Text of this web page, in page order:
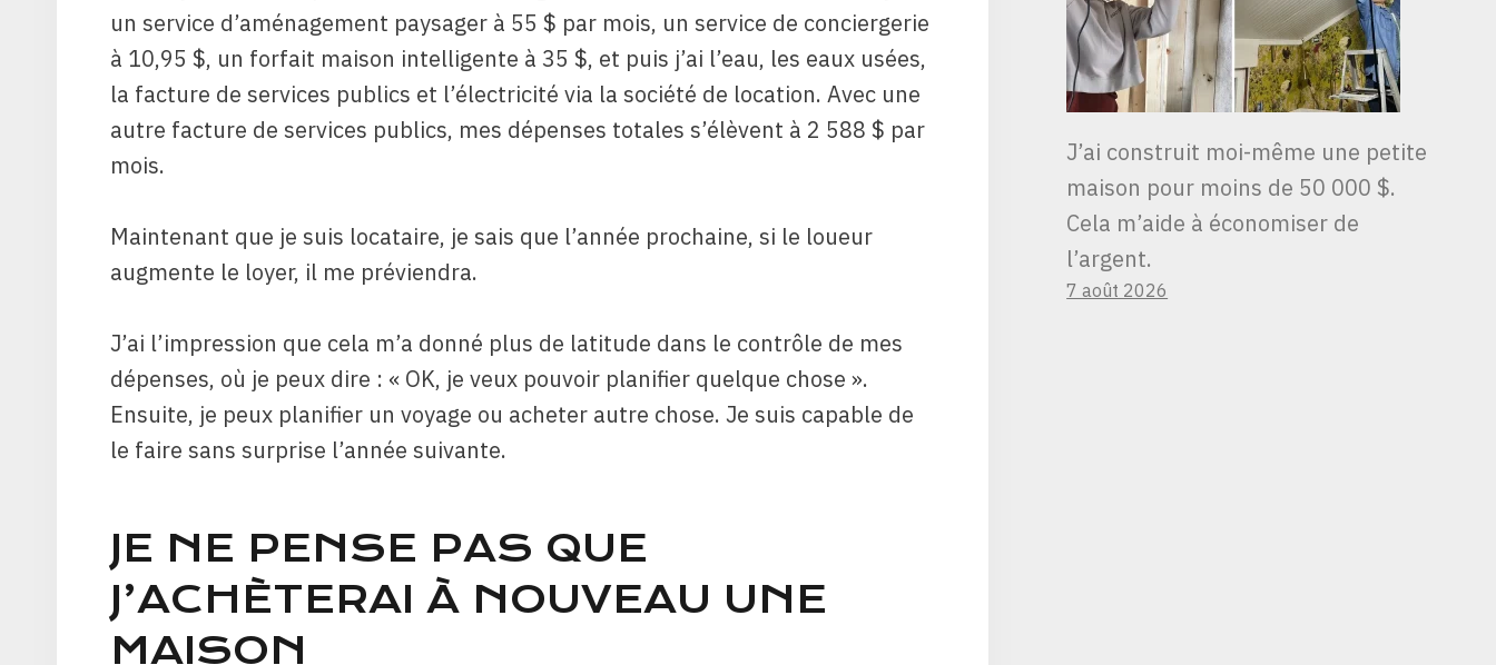
un service d’aménagement paysager à 55 $ par mois, un service de conciergerie
à 10,95 $, un forfait maison intelligente à 35 $, et puis j’ai l’eau, les eaux usées,
la facture de services publics et l’électricité via la société de location. Avec une
autre facture de services publics, mes dépenses totales s’élèvent à 2 588 $ par
mois.
Maintenant que je suis locataire, je sais que l’année prochaine, si le loueur
augmente le loyer, il me préviendra.
J’ai l’impression que cela m’a donné plus de latitude dans le contrôle de mes
dépenses, où je peux dire : « OK, je veux pouvoir planifier quelque chose ».
Ensuite, je peux planifier un voyage ou acheter autre chose. Je suis capable de
le faire sans surprise l’année suivante.
JE NE PENSE PAS QUE
J’ACHÈTERAI À NOUVEAU UNE
MAISON
J’ai construit moi-même une petite
maison pour moins de 50 000 $.
Cela m’aide à économiser de
l’argent.
7 août 2026